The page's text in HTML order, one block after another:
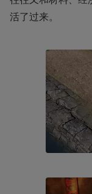
活了过来。